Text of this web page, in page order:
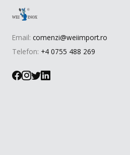
Email: comenzi@weiimport.ro
Telefon: +4 0755 488 269